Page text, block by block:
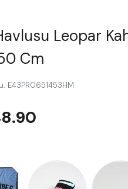
Leopar
Cm
: E43PR0651453HM